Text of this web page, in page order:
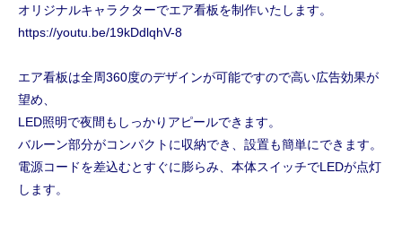
オリジナルキャラクターでエア看板を制作いたします。
https://youtu.be/19kDdlqhV-8
エア看板は全周360度のデザインが可能ですので高い広告効果が
望め、
LED照明で夜間もしっかりアピールできます。
バルーン部分がコンパクトに収納でき、設置も簡単にできます。
電源コードを差込むとすぐに膨らみ、本体スイッチでLEDが点灯
します。